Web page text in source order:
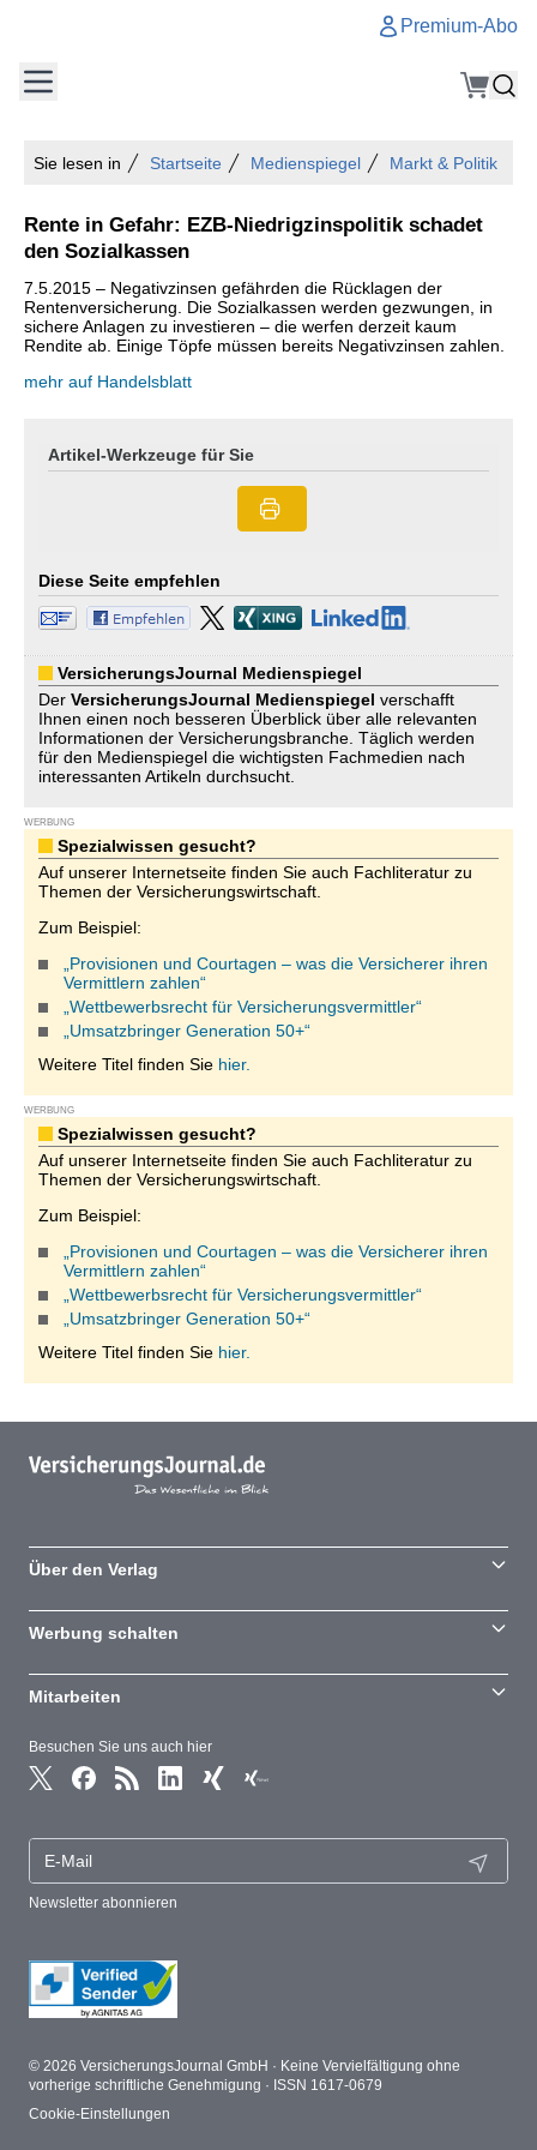
Premium-Abo
Sie lesen in Startseite Medienspiegel Markt & Politik
Rente in Gefahr: EZB-Niedrigzinspolitik schadet
den Sozialkassen
7.5.2015 – Negativzinsen gefährden die Rücklagen der
Rentenversicherung. Die Sozialkassen werden gezwungen, in
sichere Anlagen zu investieren – die werfen derzeit kaum
Rendite ab. Einige Töpfe müssen bereits Negativzinsen zahlen.
mehr auf Handelsblatt
Artikel-Werkzeuge für Sie
Diese Seite empfehlen
VersicherungsJournal Medienspiegel
Der VersicherungsJournal Medienspiegel verschafft
Ihnen einen noch besseren Überblick über alle relevanten
Informationen der Versicherungsbranche. Täglich werden
für den Medienspiegel die wichtigsten Fachmedien nach
interessanten Artikeln durchsucht.
WERBUNG
Spezialwissen gesucht?
Auf unserer Internetseite finden Sie auch Fachliteratur zu
Themen der Versicherungswirtschaft.
Zum Beispiel:
„Provisionen und Courtagen – was die Versicherer ihren
Vermittlern zahlen“
„Wettbewerbsrecht für Versicherungsvermittler“
„Umsatzbringer Generation 50+“
Weitere Titel finden Sie hier.
WERBUNG
Spezialwissen gesucht?
Auf unserer Internetseite finden Sie auch Fachliteratur zu
Themen der Versicherungswirtschaft.
Zum Beispiel:
„Provisionen und Courtagen – was die Versicherer ihren
Vermittlern zahlen“
„Wettbewerbsrecht für Versicherungsvermittler“
„Umsatzbringer Generation 50+“
Weitere Titel finden Sie hier.
Besuchen Sie uns auch hier
Newsletter abonnieren
Über den Verlag
Werbung schalten
Mitarbeiten
© 2026 VersicherungsJournal GmbH · Keine Vervielfältigung ohne
vorherige schriftliche Genehmigung · ISSN 1617-0679
Cookie-Einstellungen